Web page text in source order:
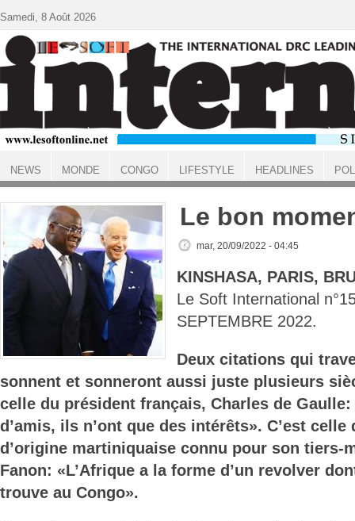
ACCUEIL
Le bon
mar, 20/09/2022 - 04:45
KINSHASA, PARIS,
Le Soft International
SEPTEMBRE 2022.
Deux citations qui
sonnent et sonneront aussi juste plusieurs
celle du président français, Charles de Gaulle:
d’amis, ils n’ont que des intérêts». C’est celle
d’origine martiniquaise connu pour son tiers-
Fanon: «L’Afrique a la forme d’un revolver
trouve au Congo».
Samedi, 8 Août 2026
NEWS MONDE CONGO LIFESTYLE HEADLINES